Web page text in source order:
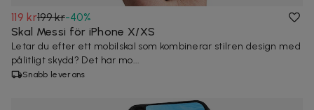
119 kr199 kr-40%
Skal Messi för iPhone X/XS
Letar du efter ett mobilskal som kombinerar stilren design med
pålitligt skydd? Det här mo...
Snabb leverans